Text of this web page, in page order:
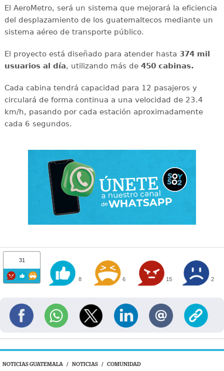
El AeroMetro, será un sistema que mejorará la eficiencia
del desplazamiento de los guatemaltecos mediante un
sistema aéreo de transporte público.
El proyecto está diseñado para atender hasta 374 mil
usuarios al día, utilizando más de 450 cabinas.
Cada cabina tendrá capacidad para 12 pasajeros y
circulará de forma continua a una velocidad de 23.4
km/h, pasando por cada estación aproximadamente
cada 6 segundos.
31
8 6 15 2
NOTICIAS GUATEMALA / NOTICIAS / COMUNIDAD